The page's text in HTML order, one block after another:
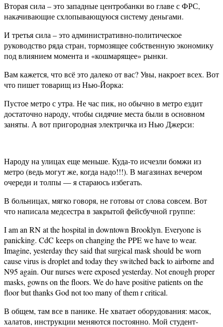
Вторая сила – это западные центробанки во главе с ФРС,
накачивающие схлопывающуюся систему деньгами.
И третья сила – это административно-политическое
руководство ряда стран, тормозящее собственную экономику
под влиянием момента и «кошмарящее» рынки.
Вам кажется, что всё это далеко от вас? Увы, накроет всех. Вот
что пишет товарищ из Нью-Йорка:
Пустое метро с утра. Не час пик, но обычно в метро ездит
достаточно народу, чтобы сидячие места были в основном
заняты. А вот пригородная электричка из Нью Джерси:
Народу на улицах еще меньше. Куда-то исчезли бомжи из
метро (ведь могут же, когда надо!!!). В магазинах вечером
очереди и толпы — я стараюсь избегать.
В больницах, мягко говоря, не готовы от слова совсем. Вот
что написала медсестра в закрытой фейсбучной группе:
I am an RN at the hospital in downtown Brooklyn. Everyone is
panicking. CdC keeps on changing the PPE we have to wear.
Imagine, yesterday they said that surgical mask should be worn
cause virus is droplet and today they switched back to airborne and
N95 again. Our nurses were exposed yesterday. Not enough proper
masks, gowns on the floors. We do have positive patients on the
floor but thanks God not too many of them r critical.
В общем, там все в панике. Не хватает оборудования: масок,
халатов, инструкции меняются постоянно. Мой студент-